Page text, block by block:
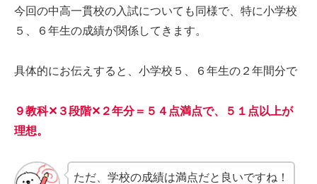
今回の中高一貫校の入試についても同様で、特に小学校
５、６年生の成績が関係してきます。
具体的にお伝えすると、小学校５、６年生の２年間分で
９教科✕３段階✕２年分＝５４点満点で、５１点以上が
理想。
ただ、学校の成績は満点だと良いですね！